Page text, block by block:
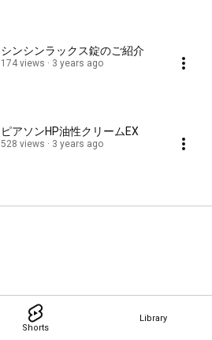
Shorts
Library
シンシンラックス錠のご紹介
174 views 3 years ago
ピアソンHP油性クリームEX
528 views 3 years ago